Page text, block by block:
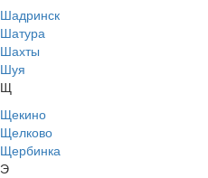
Шадринск
Шатура
Шахты
Шуя
Щ
Щекино
Щелково
Щербинка
Э